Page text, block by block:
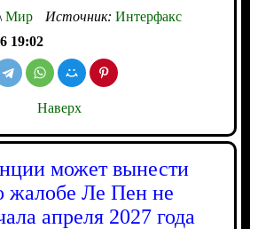
Мир Источник: Интерфакс
19:02
Наверх
может вынести
жалобе Ле Пен не
апреля 2027 года